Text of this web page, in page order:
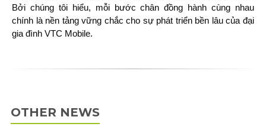
Bởi chúng tôi hiểu, mỗi bước chân đồng hành cùng nhau
chính là nền tảng vững chắc cho sự phát triển bền lâu của đại
gia đình VTC Mobile.
OTHER NEWS